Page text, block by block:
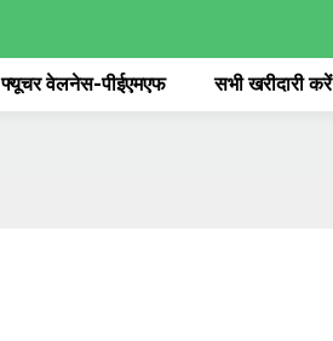
फ्यूचर वेलनेस-पीईएमएफ सभी खरीदारी करें